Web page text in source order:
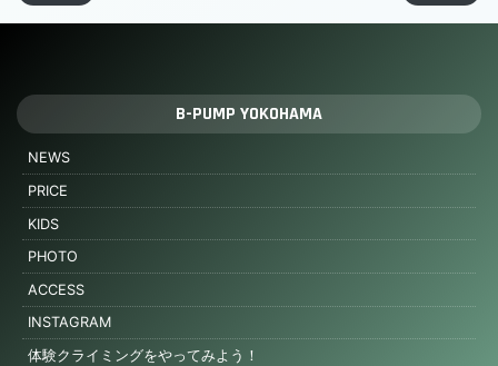
B-PUMP YOKOHAMA
NEWS
PRICE
KIDS
PHOTO
ACCESS
INSTAGRAM
体験クライミングをやってみよう！